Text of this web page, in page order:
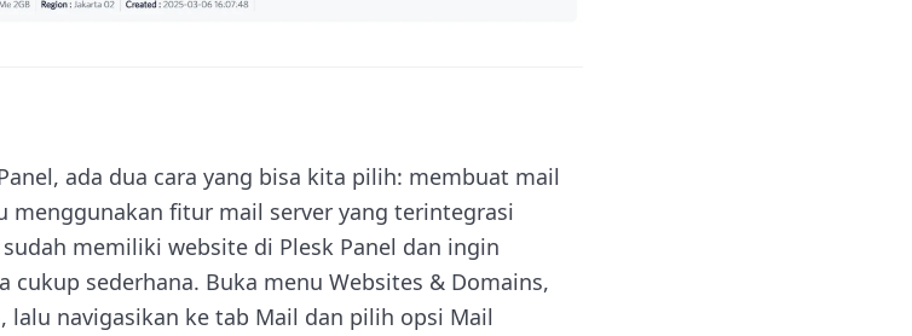
ada dua cara yang bisa kita pilih: membuat mail
menggunakan fitur mail server yang terintegrasi
memiliki website di Plesk Panel dan ingin
cukup sederhana. Buka menu Websites & Domains,
navigasikan ke tab Mail dan pilih opsi Mail